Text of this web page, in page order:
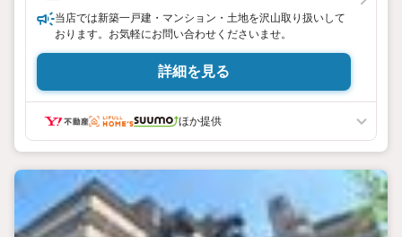
当店では新築一戸建・マンション・土地を沢山取り扱いして
おります。お気軽にお問い合わせくださいませ。
詳細を見る
ほか提供